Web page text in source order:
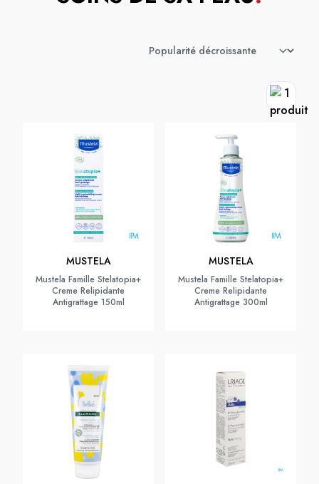
MUSTELA
Mustela Famille Stelatopia+
Creme Relipidante
Antigrattage 150ml
MUSTELA
Mustela Famille Stelatopia+
Creme Relipidante
Antigrattage 300ml